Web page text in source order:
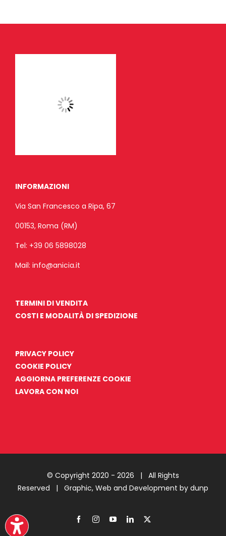
INFORMAZIONI
Via San Francesco a Ripa, 67
00153, Roma (RM)
Tel: +39 06 5898028
Mail: info@anicia.it
TERMINI DI VENDITA
COSTI E MODALITÀ DI SPEDIZIONE
PRIVACY POLICY
COOKIE POLICY
AGGIORNA PREFERENZE COOKIE
LAVORA CON NOI
© Copyright 2020 - 2026 | All Rights
Reserved | Graphic, Web and Development by dunp
FacebookInstagramYouTubeLinkedIn